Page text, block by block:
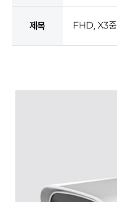
제목 FHD, X3줌